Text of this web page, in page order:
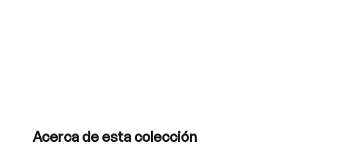
Acerca de esta colección